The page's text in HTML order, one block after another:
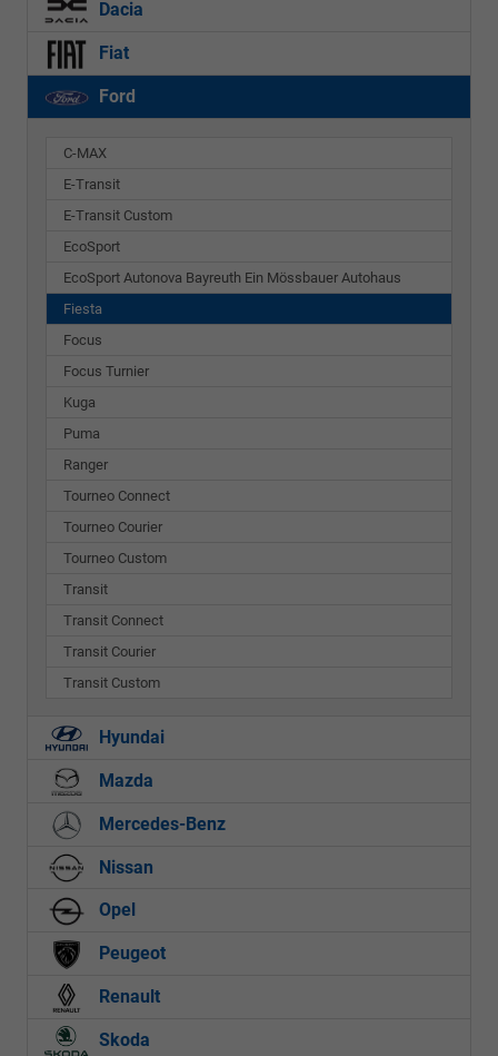
Dacia
Fiat
Ford
C-MAX
E-Transit
E-Transit Custom
EcoSport
EcoSport Autonova Bayreuth Ein Mössbauer Autohaus
Fiesta
Focus
Focus Turnier
Kuga
Puma
Ranger
Tourneo Connect
Tourneo Courier
Tourneo Custom
Transit
Transit Connect
Transit Courier
Transit Custom
Hyundai
Mazda
Mercedes-Benz
Nissan
Opel
Peugeot
Renault
Skoda